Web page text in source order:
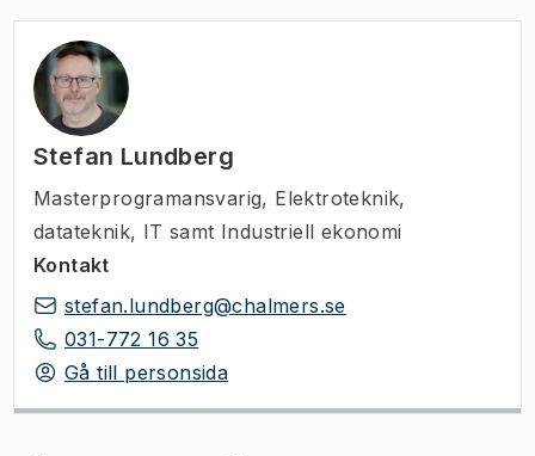
Stefan Lundberg
Masterprogramansvarig, Elektroteknik,
datateknik, IT samt Industriell ekonomi
Kontakt
stefan.lundberg@chalmers.se
031-772 16 35
Gå till personsida